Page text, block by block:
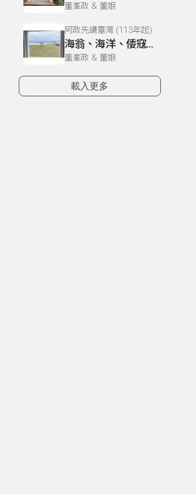
董峯政 & 董娘
阿政先講臺灣 (113年起)
海翁、海洋、倭寇、契兄-01海翁
董峯政 & 董娘
載入更多